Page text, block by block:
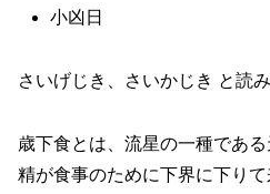
小凶日
さいげじき、さいかじき と読み
歳下食とは、流星の一種であ
精が食事のために下界に下り